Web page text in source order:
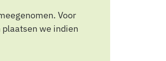
Voor
we indien